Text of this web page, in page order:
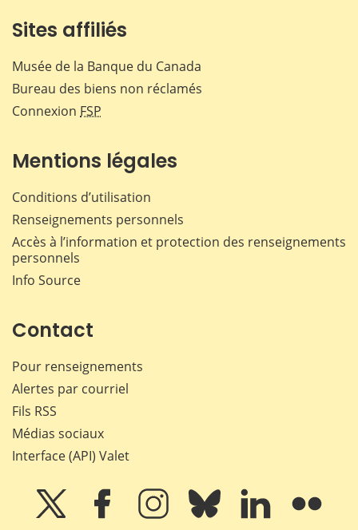
Sites affiliés
Musée de la Banque du Canada
Bureau des biens non réclamés
Connexion FSP
Mentions légales
Conditions d’utilisation
Renseignements personnels
Accès à l’information et protection des renseignements
personnels
Info Source
Contact
Pour renseignements
Alertes par courriel
Fils RSS
Médias sociaux
Interface (API) Valet